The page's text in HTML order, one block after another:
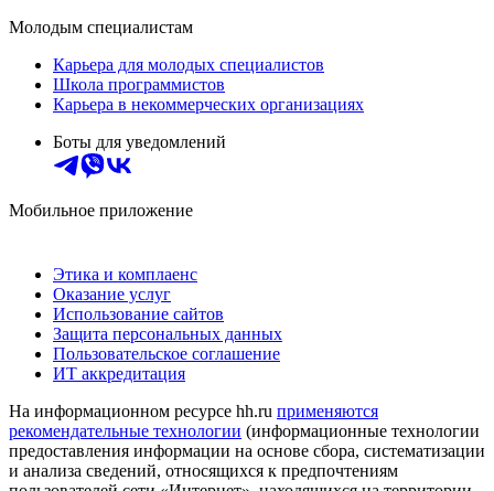
Молодым специалистам
Карьера для молодых специалистов
Школа программистов
Карьера в некоммерческих организациях
Боты для уведомлений
Мобильное приложение
Этика и комплаенс
Оказание услуг
Использование сайтов
Защита персональных данных
Пользовательское соглашение
ИТ аккредитация
На информационном ресурсе hh.ru применяются
рекомендательные технологии (информационные технологии
предоставления информации на основе сбора, систематизации
и анализа сведений, относящихся к предпочтениям